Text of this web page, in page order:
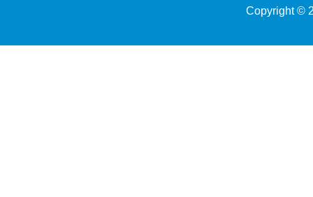
Copyright ©